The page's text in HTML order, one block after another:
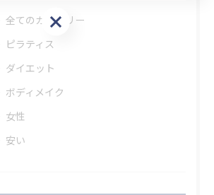
全てのカテゴリー
ピラティス
ダイエット
ボディメイク
女性
安い
お問い合わせはこちら